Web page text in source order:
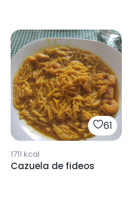
61
1711 kcal
Cazuela de fideos